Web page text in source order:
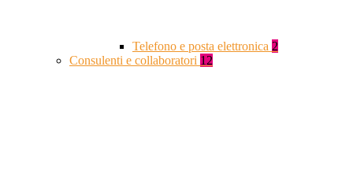
Telefono e posta elettronica 2
Consulenti e collaboratori 12